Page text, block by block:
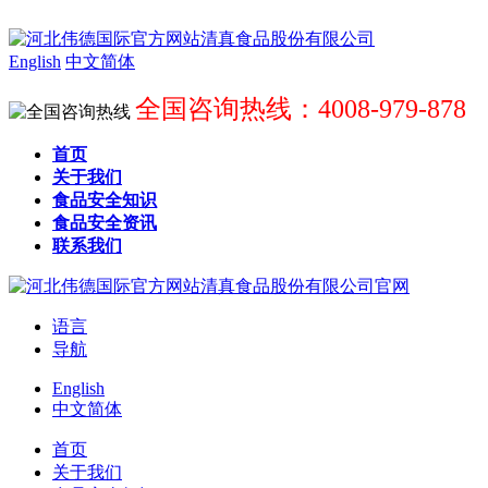
English 中文简体
全国咨询热线：4008-979-878
首页
关于我们
食品安全知识
食品安全资讯
联系我们
语言
导航
English
中文简体
首页
关于我们